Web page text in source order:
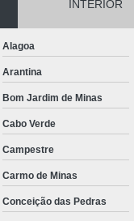
INTERIOR
Alagoa
Arantina
Bom Jardim de Minas
Cabo Verde
Campestre
Carmo de Minas
Conceição das Pedras